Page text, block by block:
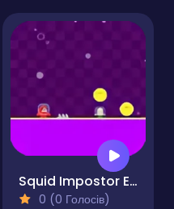
Squid Impostor Escape
0 (0 Голосів)